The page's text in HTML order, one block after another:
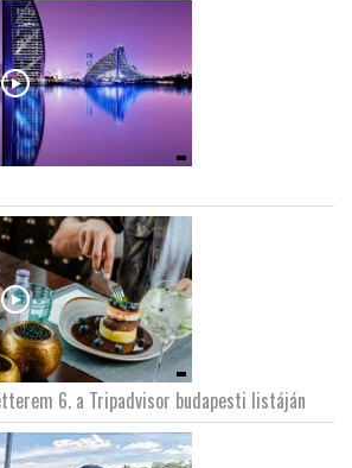
6. a Tripadvisor budapesti listáján